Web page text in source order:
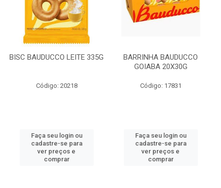
BISC BAUDUCCO LEITE 335G
Código: 20218
Faça seu login ou
cadastre-se para
ver preços e
comprar
BARRINHA BAUDUCCO
GOIABA 20X30G
Código: 17831
Faça seu login ou
cadastre-se para
ver preços e
comprar